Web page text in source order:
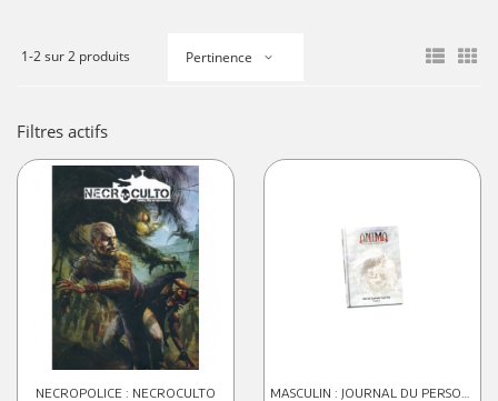
1-2 sur 2 produits Pertinence
Filtres actifs
NECROPOLICE : NECROCULTO